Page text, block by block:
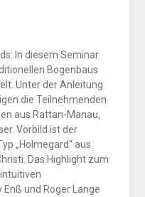
In diesem Seminar
Bogenbaus
Unter der Anleitung
die Teilnehmenden
aus Rattan-Manau,
Vorbild ist der
„Holmegard“ aus
Das Highlight zum
Enß und Roger Lange